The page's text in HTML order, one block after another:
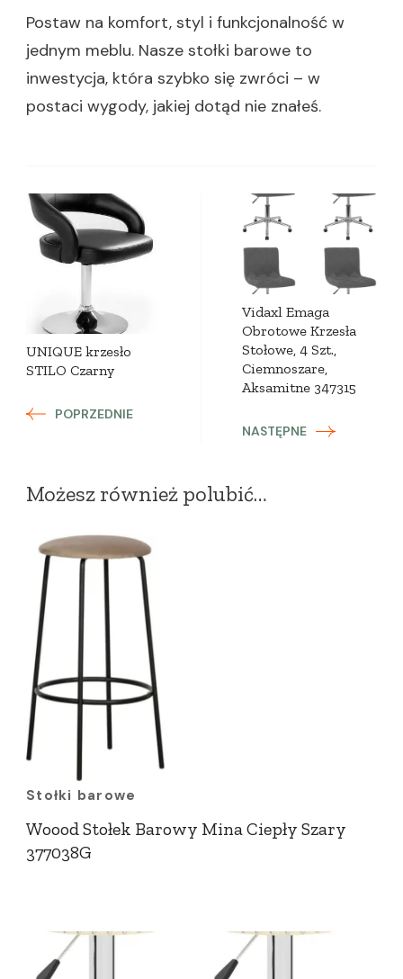
Postaw na komfort, styl i funkcjonalność w
jednym meblu. Nasze stołki barowe to
inwestycja, która szybko się zwróci – w
postaci wygody, jakiej dotąd nie znałeś.
Zobacz
wpisy
UNIQUE krzesło
STILO Czarny
POPRZEDNIE
Vidaxl Emaga
Obrotowe Krzesła
Stołowe, 4 Szt.,
Ciemnoszare,
Aksamitne 347315
NASTĘPNE
Możesz również polubić…
Stołki barowe
Woood Stołek Barowy Mina Ciepły Szary
377038G